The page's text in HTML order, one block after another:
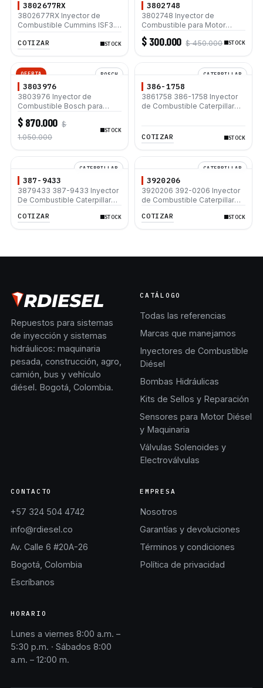
3802677RX
3802677RX Inyector de
Combustible Cummins ISF3.8
COTIZAR
STOCK
3802748
3802748 Inyector de
Combustible para Motor
Cummins 4B 4BT 4BTA 3.9 L
6B 6BT 6BTA 5.9 L
$ 300.000 $ 450.000 STOCK
OFERTA BOSCH
3803976
3803976 Inyector de
Combustible Bosch para
Volvo EC210 EC210B
TAD650VE TAD660VE
$ 870.000 $
1.050.000
STOCK
CATERPILLAR
386-1758
3861758 386-1758 Inyector
de Combustible Caterpillar®
COTIZAR
STOCK
CATERPILLAR
387-9433
3879433 387-9433 Inyector
De Combustible Caterpillar®
160M 637G M330D
COTIZAR STOCK
CATERPILLAR
3920206
3920206 392-0206 Inyector
de Combustible Caterpillar®
3516C 854G 992G
COTIZAR STOCK
Repuestos para sistemas
de inyección y sistemas
hidráulicos: maquinaria
pesada, construcción, agro,
camión, bus y vehículo
diésel. Bogotá, Colombia.
CATÁLOGO
Todas las referencias
Marcas que manejamos
Inyectores de Combustible
Diésel
Bombas Hidráulicas
Kits de Sellos y Reparación
Sensores para Motor Diésel
y Maquinaria
Válvulas Solenoides y
Electroválvulas
CONTACTO
+57 324 504 4742
info@rdiesel.co
Av. Calle 6 #20A-26
Bogotá, Colombia
Escríbanos
EMPRESA
Nosotros
Garantías y devoluciones
Términos y condiciones
Política de privacidad
HORARIO
Lunes a viernes 8:00 a.m. –
5:30 p.m. · Sábados 8:00
a.m. – 12:00 m.